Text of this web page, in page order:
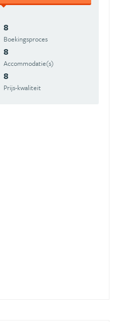
8
Boekingsproces
8
Accommodatie(s)
8
Prijs-kwaliteit